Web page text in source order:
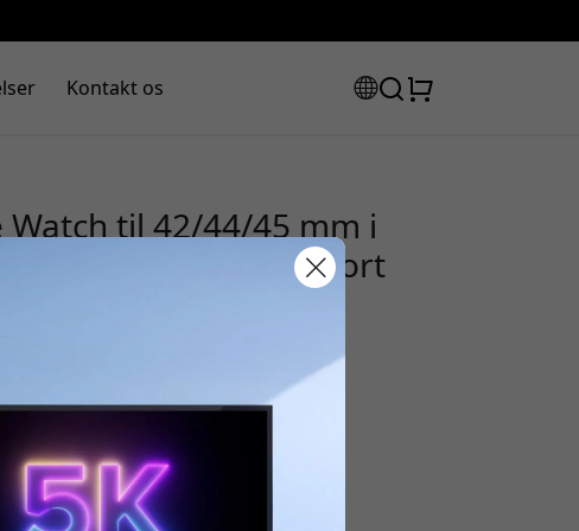
Kontakt os
til 42/44/45 mm i
trådløs opladning - Sort
ved kassen for at få 8% rabat.